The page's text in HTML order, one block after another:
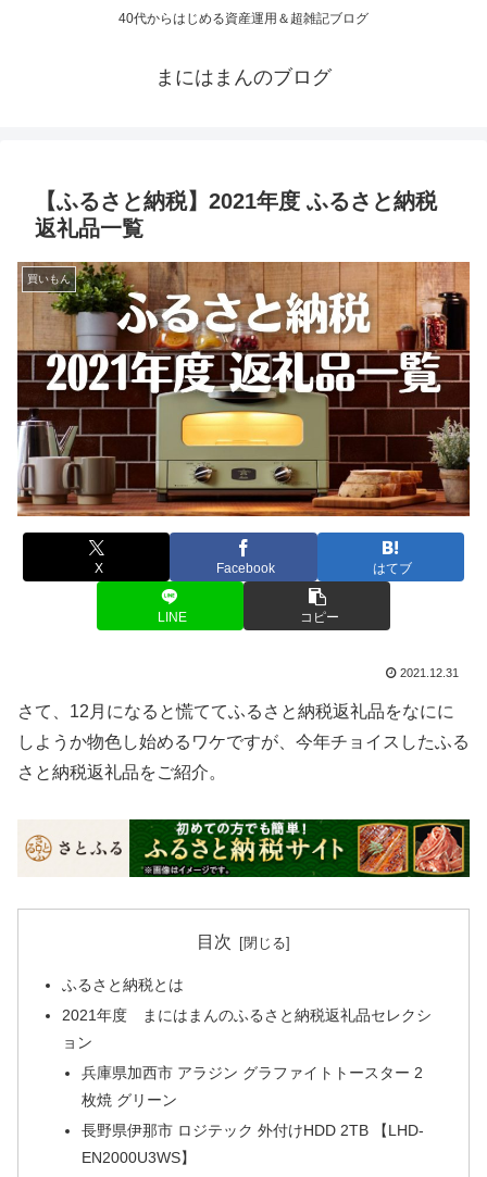
40代からはじめる資産運用＆超雑記ブログ
まにはまんのブログ
【ふるさと納税】2021年度 ふるさと納税
返礼品一覧
買いもん
X Facebook はてブ
LINE コピー
2021.12.31
さて、12月になると慌ててふるさと納税返礼品をなにに
しようか物色し始めるワケですが、今年チョイスしたふる
さと納税返礼品をご紹介。
目次
ふるさと納税とは
2021年度 まにはまんのふるさと納税返礼品セレクシ
ョン
兵庫県加西市 アラジン グラファイトトースター 2
枚焼 グリーン
長野県伊那市 ロジテック 外付けHDD 2TB 【LHD-
EN2000U3WS】